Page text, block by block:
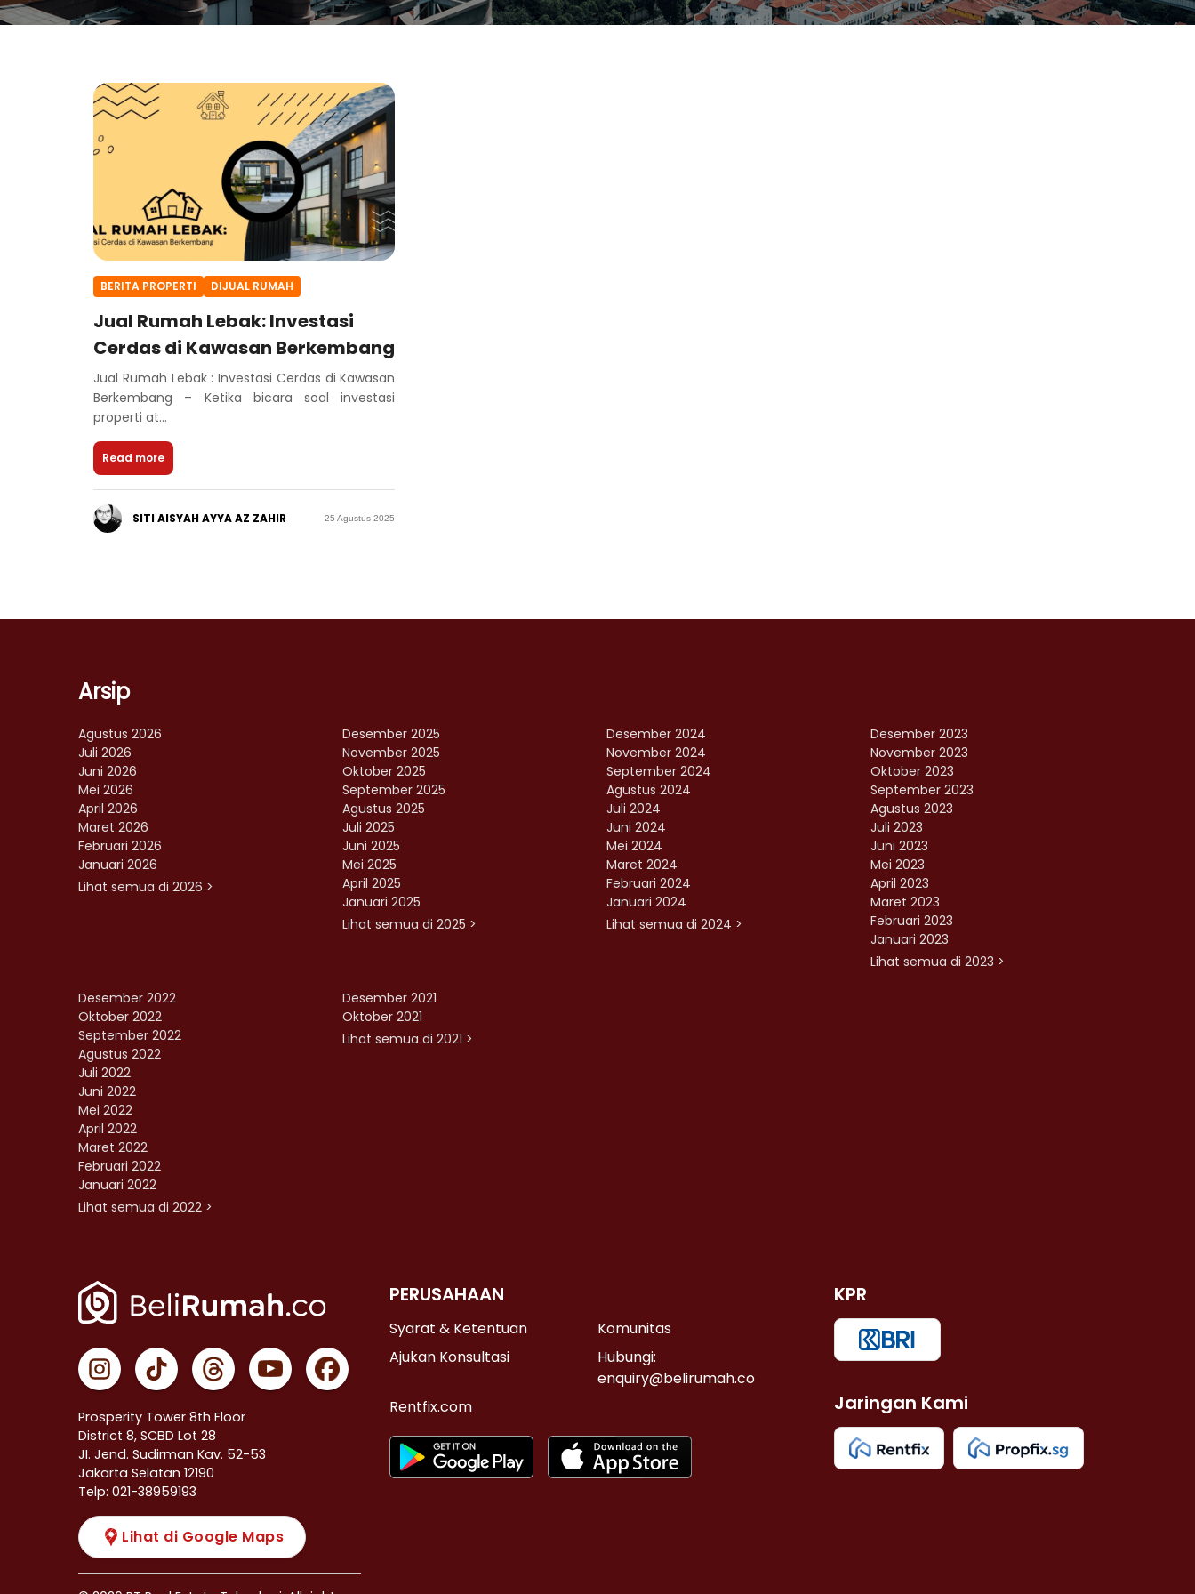
BERITA PROPERTI DIJUAL RUMAH
Jual Rumah Lebak: Investasi
Cerdas di Kawasan Berkembang
Jual Rumah Lebak : Investasi Cerdas di Kawasan
Berkembang – Ketika bicara soal investasi
properti at...
Read more
SITI AISYAH AYYA AZ ZAHIR 25 Agustus 2025
Arsip
Agustus 2026
Juli 2026
Juni 2026
Mei 2026
April 2026
Maret 2026
Februari 2026
Januari 2026
Lihat semua di 2026 >
Desember 2025
November 2025
Oktober 2025
September 2025
Agustus 2025
Juli 2025
Juni 2025
Mei 2025
April 2025
Januari 2025
Lihat semua di 2025 >
Desember 2024
November 2024
September 2024
Agustus 2024
Juli 2024
Juni 2024
Mei 2024
Maret 2024
Februari 2024
Januari 2024
Lihat semua di 2024 >
Desember 2023
November 2023
Oktober 2023
September 2023
Agustus 2023
Juli 2023
Juni 2023
Mei 2023
April 2023
Maret 2023
Februari 2023
Januari 2023
Lihat semua di 2023 >
Desember 2022
Oktober 2022
September 2022
Agustus 2022
Juli 2022
Juni 2022
Mei 2022
April 2022
Maret 2022
Februari 2022
Januari 2022
Lihat semua di 2022 >
Desember 2021
Oktober 2021
Lihat semua di 2021 >
Prosperity Tower 8th Floor
District 8, SCBD Lot 28
JI. Jend. Sudirman Kav. 52-53
Jakarta Selatan 12190
Telp: 021-38959193
Lihat di Google Maps
PERUSAHAAN
Syarat & Ketentuan
Komunitas
Ajukan Konsultasi
Hubungi:
enquiry@belirumah.co
Rentfix.com
KPR
Jaringan Kami